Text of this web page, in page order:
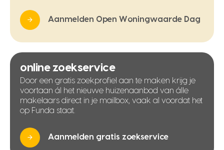
Aanmelden Open Woningwaarde Dag
online zoekservice
Door een gratis zoekprofiel aan te maken krijg je
voortaan ál het nieuwe huizenaanbod van álle
makelaars direct in je mailbox, vaak al voordat het
op Funda staat.
Aanmelden gratis zoekservice